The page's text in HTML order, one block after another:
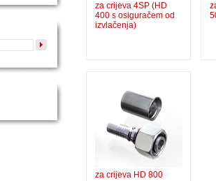
za crijeva 4SP (HD
400 s osiguračem od
izvlačenja)
za crijeva HD 800